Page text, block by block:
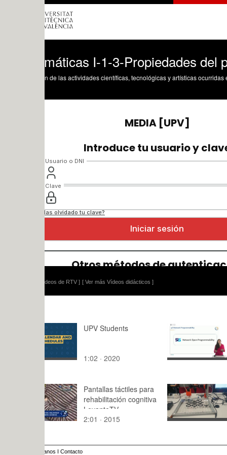
I-1-3-Propiedades del
de las actividades científicas, tecnológicas y artísticas ocurridas en los tres
[ Ver más Vídeos didácticos ]
UPV Students
1:02 · 2020
4. 5G
2:,0 · 2023
Pantallas táctiles para
rehabilitación cognitiva
LevanteTV
2:01 · 2015
Robots:
SCARA
2:48 · 2023